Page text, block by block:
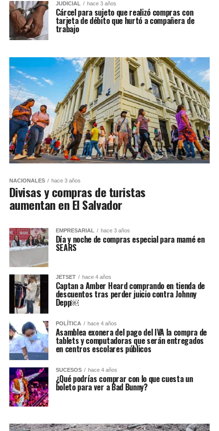
JUDICIAL hace 3 años
Cárcel para sujeto que realizó compras con
tarjeta de débito que hurtó a compañera de
trabajo
NACIONALES hace 3 años
Divisas y compras de turistas
aumentan en El Salvador
EMPRESARIAL hace 3 años
Día y noche de compras especial para mamé en
SEARS
JETSET hace 4 años
Captan a Amber Heard comprando en tienda de
descuentos tras perder juicio contra Johnny
Depp￼
POLÍTICA hace 4 años
Asamblea exonera del pago del IVA la compra de
tablets y computadoras que serán entregados
en centros escolares públicos
SUCESOS hace 4 años
¿Qué podrías comprar con lo que cuesta un
boleto para ver a Bad Bunny?